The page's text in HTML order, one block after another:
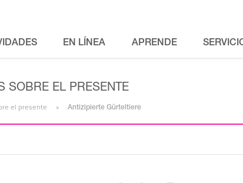
EN LÍNEA APRENDE
SOBRE EL PRESENTE
el presente Antizipierte Gürteltiere